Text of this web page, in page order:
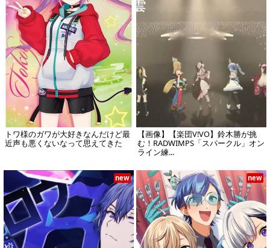
トワ様のガワが大好きなんだけど最
近声も悪くないなって思えてきた
【画像】【楽団V!VO】鈴木勝が挑
む！RADWIMPS「スパークル」オン
ライン練...
new new